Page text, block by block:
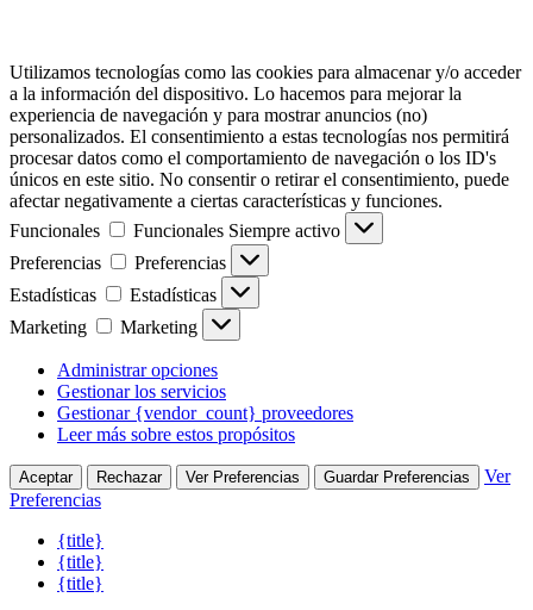
Utilizamos tecnologías como las cookies para almacenar y/o acceder
a la información del dispositivo. Lo hacemos para mejorar la
experiencia de navegación y para mostrar anuncios (no)
personalizados. El consentimiento a estas tecnologías nos permitirá
procesar datos como el comportamiento de navegación o los ID's
únicos en este sitio. No consentir o retirar el consentimiento, puede
afectar negativamente a ciertas características y funciones.
Funcionales
Funcionales Siempre activo
Preferencias
Preferencias
Estadísticas
Estadísticas
Marketing
Marketing
Administrar opciones
Gestionar los servicios
Gestionar {vendor_count} proveedores
Leer más sobre estos propósitos
Aceptar Rechazar Ver Preferencias Guardar Preferencias
Ver
Preferencias
{title}
{title}
{title}